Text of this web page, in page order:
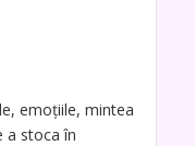
emoțiile, mintea
a stoca în